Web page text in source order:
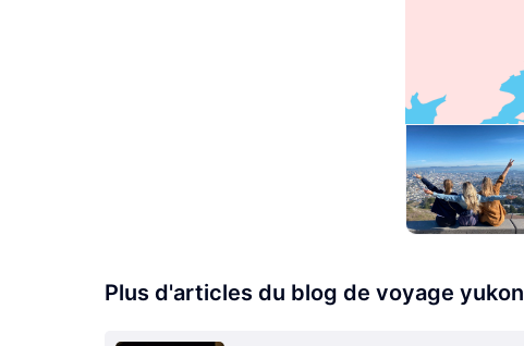
Plus d'articles du blog de voyage yukon